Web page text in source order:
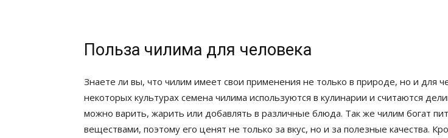
Польза чилима для человека
Знаете ли вы, что чилим имеет свои применения не только в природе, но и для
некоторых культурах семена чилима используются в кулинарии и считаются
можно варить, жарить или добавлять в различные блюда. Так же чилим богат
веществами, поэтому его ценят не только за вкус, но и за полезные качества.